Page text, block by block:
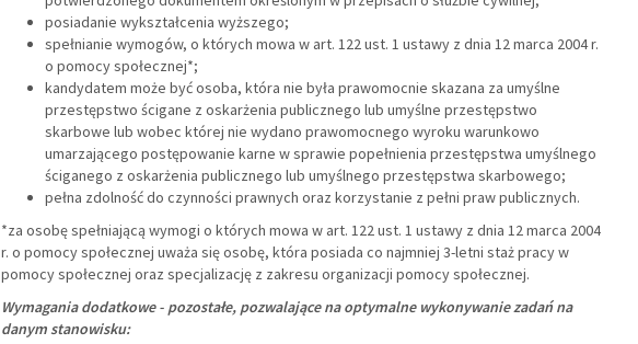
posiadanie wykształcenia wyższego;
spełnianie wymogów, o których mowa w art. 122 ust. 1 ustawy z dnia 12 marca 2004 r.
o pomocy społecznej*;
kandydatem może być osoba, która nie była prawomocnie skazana za umyślne
przestępstwo ścigane z oskarżenia publicznego lub umyślne przestępstwo
skarbowe lub wobec której nie wydano prawomocnego wyroku warunkowo
umarzającego postępowanie karne w sprawie popełnienia przestępstwa umyślnego
ściganego z oskarżenia publicznego lub umyślnego przestępstwa skarbowego;
pełna zdolność do czynności prawnych oraz korzystanie z pełni praw publicznych.
*za osobę spełniającą wymogi o których mowa w art. 122 ust. 1 ustawy z dnia 12 marca 2004
r. o pomocy społecznej uważa się osobę, która posiada co najmniej 3-letni staż pracy w
pomocy społecznej oraz specjalizację z zakresu organizacji pomocy społecznej.
Wymagania dodatkowe - pozostałe, pozwalające na optymalne wykonywanie zadań na
danym stanowisku: